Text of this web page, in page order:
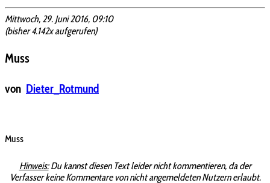
Mittwoch, 29. Juni 2016, 09:10
(bisher 4.142x aufgerufen)
Muss
von Dieter_Rotmund
Muss
Hinweis:Du kannst diesen Text leider nicht kommentieren, da der
Verfasser keine Kommentare von nicht angemeldeten Nutzern erlaubt.